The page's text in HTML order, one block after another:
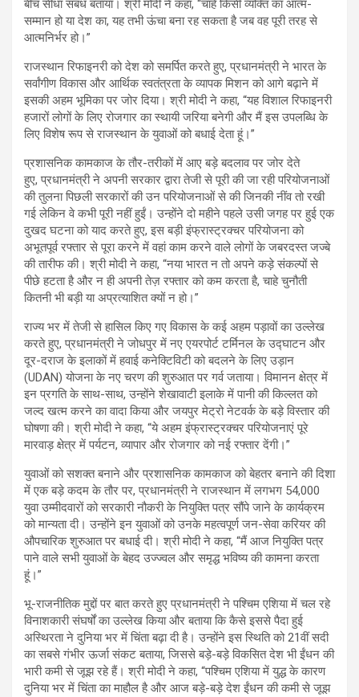
बीच सीधा संबंध बताया। श्री मोदी ने कहा, “चाहे किसी व्यक्ति का आत्म-
सम्मान हो या देश का, यह तभी ऊंचा बना रह सकता है जब वह पूरी तरह से
आत्मनिर्भर हो।”
राजस्थान रिफाइनरी को देश को समर्पित करते हुए, प्रधानमंत्री ने भारत के
सर्वांगीण विकास और आर्थिक स्वतंत्रता के व्यापक मिशन को आगे बढ़ाने में
इसकी अहम भूमिका पर जोर दिया। श्री मोदी ने कहा, “यह विशाल रिफाइनरी
हजारों लोगों के लिए रोजगार का स्थायी जरिया बनेगी और मैं इस उपलब्धि के
लिए विशेष रूप से राजस्थान के युवाओं को बधाई देता हूं।”
प्रशासनिक कामकाज के तौर-तरीकों में आए बड़े बदलाव पर जोर देते
हुए, प्रधानमंत्री ने अपनी सरकार द्वारा तेजी से पूरी की जा रही परियोजनाओं
की तुलना पिछली सरकारों की उन परियोजनाओं से की जिनकी नींव तो रखी
गई लेकिन वे कभी पूरी नहीं हुईं। उन्होंने दो महीने पहले उसी जगह पर हुई एक
दुखद घटना को याद करते हुए, इस बड़ी इंफ्रास्ट्रक्चर परियोजना को
अभूतपूर्व रफ्तार से पूरा करने में वहां काम करने वाले लोगों के जबरदस्त जज्बे
की तारीफ की। श्री मोदी ने कहा, “नया भारत न तो अपने कड़े संकल्पों से
पीछे हटता है और न ही अपनी तेज़ रफ्तार को कम करता है, चाहे चुनौती
कितनी भी बड़ी या अप्रत्याशित क्यों न हो।”
राज्य भर में तेजी से हासिल किए गए विकास के कई अहम पड़ावों का उल्लेख
करते हुए, प्रधानमंत्री ने जोधपुर में नए एयरपोर्ट टर्मिनल के उद्घाटन और
दूर-दराज के इलाकों में हवाई कनेक्टिविटी को बदलने के लिए उड़ान
(UDAN) योजना के नए चरण की शुरुआत पर गर्व जताया। विमानन क्षेत्र में
इन प्रगति के साथ-साथ, उन्होंने शेखावाटी इलाके में पानी की किल्लत को
जल्द खत्म करने का वादा किया और जयपुर मेट्रो नेटवर्क के बड़े विस्तार की
घोषणा की। श्री मोदी ने कहा, “ये अहम इंफ्रास्ट्रक्चर परियोजनाएं पूरे
मारवाड़ क्षेत्र में पर्यटन, व्यापार और रोजगार को नई रफ्तार देंगी।”
युवाओं को सशक्त बनाने और प्रशासनिक कामकाज को बेहतर बनाने की दिशा
में एक बड़े कदम के तौर पर, प्रधानमंत्री ने राजस्थान में लगभग 54,000
युवा उम्मीदवारों को सरकारी नौकरी के नियुक्ति पत्र सौंपे जाने के कार्यक्रम
को मान्यता दी। उन्होंने इन युवाओं को उनके महत्वपूर्ण जन-सेवा करियर की
औपचारिक शुरुआत पर बधाई दी। श्री मोदी ने कहा, “मैं आज नियुक्ति पत्र
पाने वाले सभी युवाओं के बेहद उज्ज्वल और समृद्ध भविष्य की कामना करता
हूं।”
भू-राजनीतिक मुद्दों पर बात करते हुए प्रधानमंत्री ने पश्चिम एशिया में चल रहे
विनाशकारी संघर्षों का उल्लेख किया और बताया कि कैसे इससे पैदा हुई
अस्थिरता ने दुनिया भर में चिंता बढ़ा दी है। उन्होंने इस स्थिति को 21वीं सदी
का सबसे गंभीर ऊर्जा संकट बताया, जिससे बड़े-बड़े विकसित देश भी ईंधन की
भारी कमी से जूझ रहे हैं। श्री मोदी ने कहा, “पश्चिम एशिया में युद्ध के कारण
दुनिया भर में चिंता का माहौल है और आज बड़े-बड़े देश ईंधन की कमी से जूझ